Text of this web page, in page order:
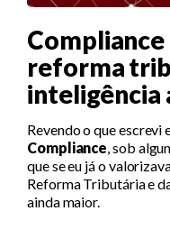
reforma
inteligência
Revendo o que escrevi
Compliance, sob
que se eu já o
Reforma Tributária e
ainda maior.